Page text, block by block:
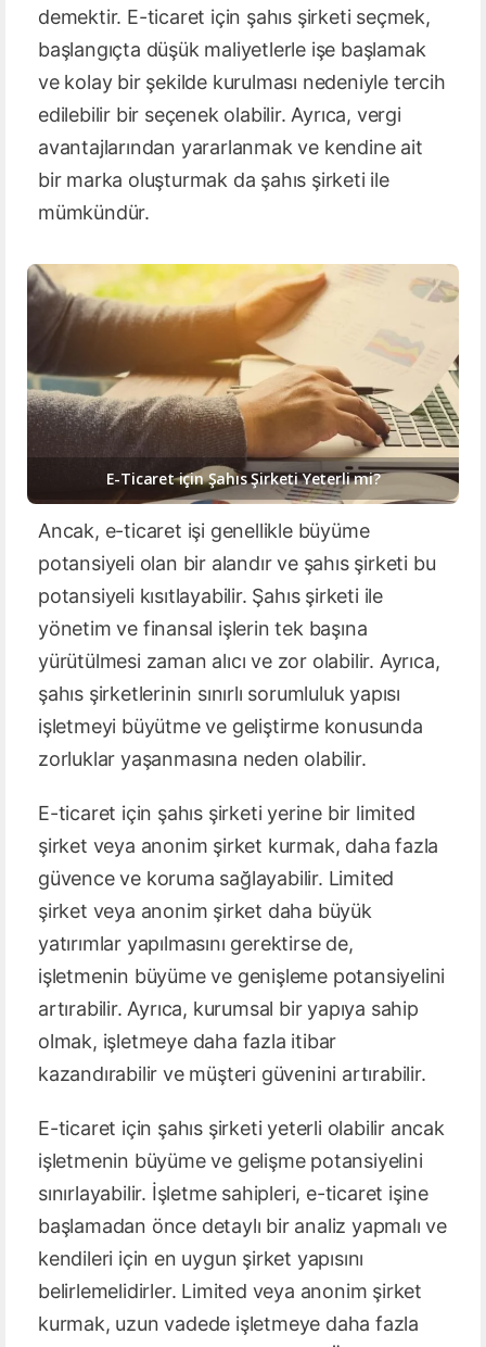
demektir. E-ticaret için şahıs şirketi seçmek,
başlangıçta düşük maliyetlerle işe başlamak
ve kolay bir şekilde kurulması nedeniyle tercih
edilebilir bir seçenek olabilir. Ayrıca, vergi
avantajlarından yararlanmak ve kendine ait
bir marka oluşturmak da şahıs şirketi ile
mümkündür.
E-Ticaret için Şahıs Şirketi Yeterli mi?
Ancak, e-ticaret işi genellikle büyüme
potansiyeli olan bir alandır ve şahıs şirketi bu
potansiyeli kısıtlayabilir. Şahıs şirketi ile
yönetim ve finansal işlerin tek başına
yürütülmesi zaman alıcı ve zor olabilir. Ayrıca,
şahıs şirketlerinin sınırlı sorumluluk yapısı
işletmeyi büyütme ve geliştirme konusunda
zorluklar yaşanmasına neden olabilir.
E-ticaret için şahıs şirketi yerine bir limited
şirket veya anonim şirket kurmak, daha fazla
güvence ve koruma sağlayabilir. Limited
şirket veya anonim şirket daha büyük
yatırımlar yapılmasını gerektirse de,
işletmenin büyüme ve genişleme potansiyelini
artırabilir. Ayrıca, kurumsal bir yapıya sahip
olmak, işletmeye daha fazla itibar
kazandırabilir ve müşteri güvenini artırabilir.
E-ticaret için şahıs şirketi yeterli olabilir ancak
işletmenin büyüme ve gelişme potansiyelini
sınırlayabilir. İşletme sahipleri, e-ticaret işine
başlamadan önce detaylı bir analiz yapmalı ve
kendileri için en uygun şirket yapısını
belirlemelidirler. Limited veya anonim şirket
kurmak, uzun vadede işletmeye daha fazla